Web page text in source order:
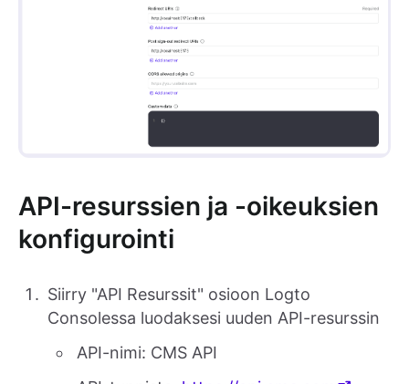
API-resurssien ja -oikeuksien
konfigurointi
Siirry "API Resurssit" osioon Logto
Consolessa luodaksesi uuden API-resurssin
API-nimi: CMS API